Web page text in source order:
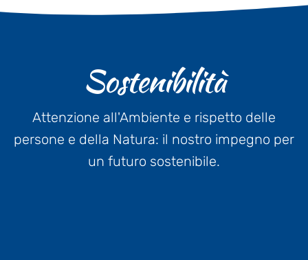
Sostenibilità
Attenzione all'Ambiente e rispetto delle
persone e della Natura: il nostro impegno per
un futuro sostenibile.